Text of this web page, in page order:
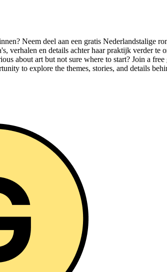
Neem deel aan een gratis
verhalen en details achter haar praktijk verder
about art but not sure where to start? Join a
to explore the themes, stories, and details